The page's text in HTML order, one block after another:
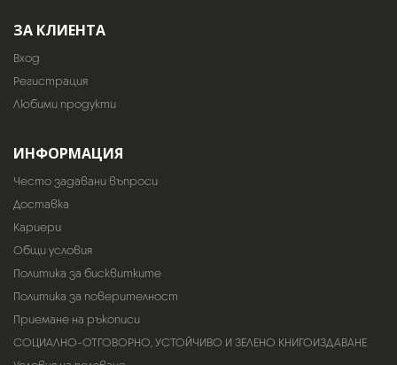
ЗА КЛИЕНТА
Вход
Регистрация
Любими продукти
ИНФОРМАЦИЯ
Често задавани въпроси
Доставка
Кариери
Общи условия
Политика за бисквитките
Политика за поверителност
Приемане на ръкописи
СОЦИАЛНО-ОТГОВОРНО, УСТОЙЧИВО И ЗЕЛЕНО КНИГОИЗДАВАНЕ